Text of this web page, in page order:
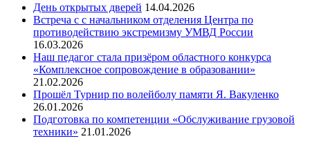
День открытых дверей 14.04.2026
Встреча с с начальником отделения Центра по
противодействию экстремизму УМВД России
16.03.2026
Наш педагог стала призёром областного конкурса
«Комплексное сопровождение в образовании»
21.02.2026
Прошёл Турнир по волейболу памяти Я. Вакуленко
26.01.2026
Подготовка по компетенции «Обслуживание грузовой
техники» 21.01.2026